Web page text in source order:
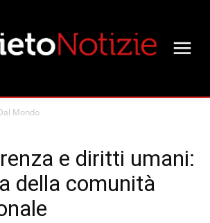
Mondo
e diritti umani:
della comunità